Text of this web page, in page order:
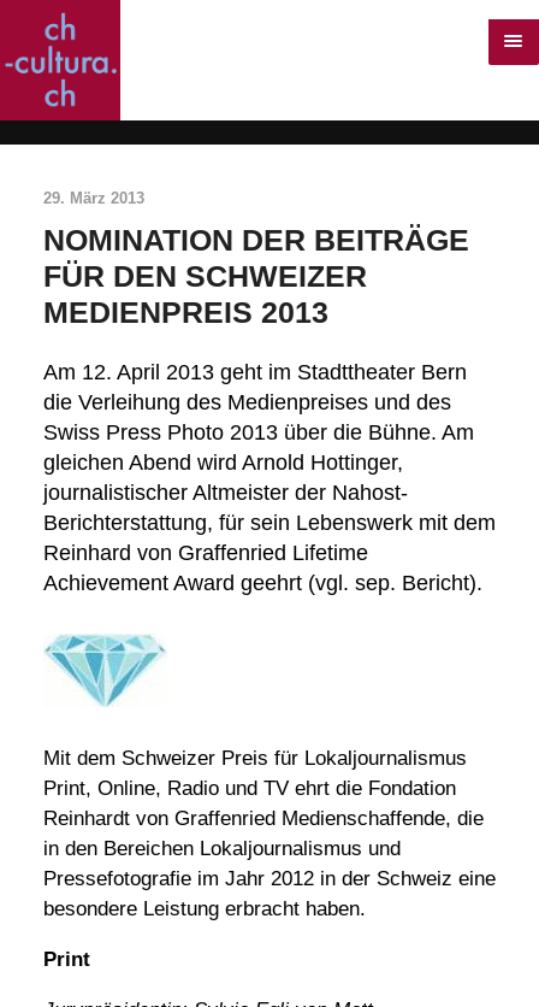
29. März 2013
NOMINATION DER BEITRÄGE
FÜR DEN SCHWEIZER
MEDIENPREIS 2013
Am 12. April 2013 geht im Stadttheater Bern
die Verleihung des Medienpreises und des
Swiss Press Photo 2013 über die Bühne. Am
gleichen Abend wird Arnold Hottinger,
journalistischer Altmeister der Nahost-
Berichterstattung, für sein Lebenswerk mit dem
Reinhard von Graffenried Lifetime
Achievement Award geehrt (vgl. sep. Bericht).
Mit dem Schweizer Preis für Lokaljournalismus
Print, Online, Radio und TV ehrt die Fondation
Reinhardt von Graffenried Medienschaffende, die
in den Bereichen Lokaljournalismus und
Pressefotografie im Jahr 2012 in der Schweiz eine
besondere Leistung erbracht haben.
Print